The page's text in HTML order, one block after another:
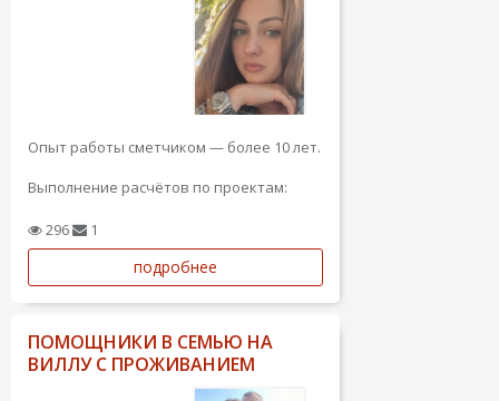
Опыт работы сметчиком — более 10 лет.
Выполнение расчётов по проектам:
чертежей, планировочных решений и
технических заданий, определение
состава работ, объёмов, материалов и
стоимости реализации.
296 1
подробнее
ПОМОЩНИКИ В СЕМЬЮ НА
ВИЛЛУ С ПРОЖИВАНИЕМ